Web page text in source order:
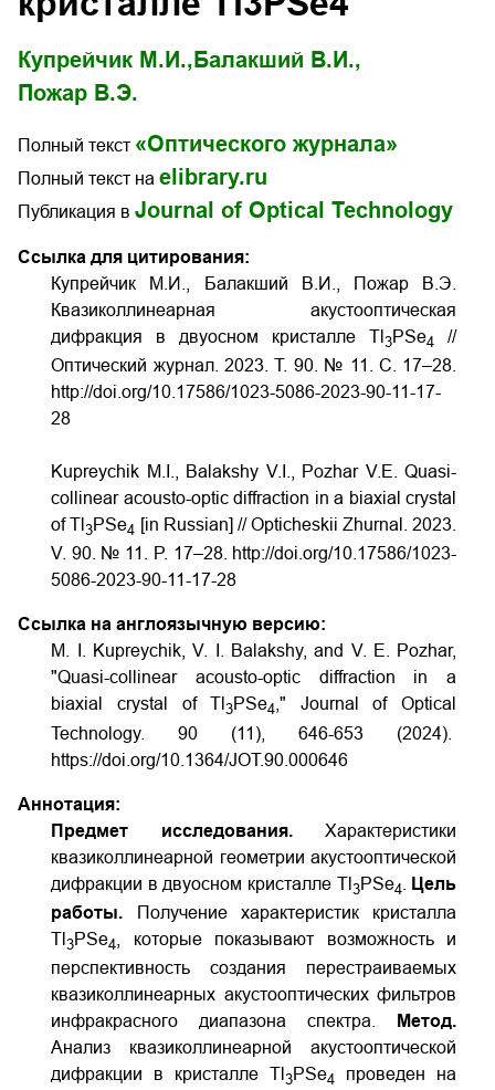
Купрейчик М.И., Балакший В.И.,
Пожар В.Э.
Полный текст «Оптического журнала»
Полный текст на elibrary.ru
Публикация в Journal of Optical Technology
Ссылка для цитирования:
Купрейчик М.И., Балакший В.И., Пожар В.Э.
Квазиколлинеарная акустооптическая
дифракция в двуосном кристалле Tl3PSe4 //
Оптический журнал. 2023. Т. 90. № 11. С. 17–28.
http://doi.org/10.17586/1023-5086-2023-90-11-17-
28
Kupreychik M.I., Balakshy V.I., Pozhar V.E. Quasi-
collinear acousto-optic diffraction in a biaxial crystal
of Tl3PSe4 [in Russian] // Opticheskii Zhurnal. 2023.
V. 90. № 11. P. 17–28. http://doi.org/10.17586/1023-
5086-2023-90-11-17-28
Ссылка на англоязычную версию:
M. I. Kupreychik, V. I. Balakshy, and V. E. Pozhar,
"Quasi-collinear acousto-optic diffraction in a
biaxial crystal of Tl3PSe4 ," Journal of Optical
Technology. 90 (11), 646-653 (2024).
https://doi.org/10.1364/JOT.90.000646
Аннотация:
Предмет исследования.Характеристики
квазиколлинеарной геометрии акустооптической
дифракции в двуосном кристалле Tl 3PSe4
Цель
работы.
Получение характеристик кристалла
Tl3PSe4 , которые показывают возможность и
перспективность создания перестраиваемых
квазиколлинеарных акустооптических фильтров
инфракрасного диапазона спектра.
Метод.
Анализ квазиколлинеарной акустооптической
дифракции в кристалле Tl3PSe4 проведен на